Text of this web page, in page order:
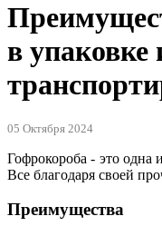
в упаковке
05 Октября 2024
Гофрокороба - это одна
Все благодаря своей
Преимущества